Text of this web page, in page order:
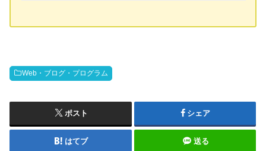
Web・ブログ・プログラム
ポスト シェア
はてブ 送る